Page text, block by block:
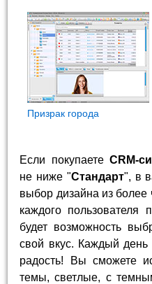
Призрак города
Если покупаете CRM-
не ниже "Стандарт", в
выбор дизайна из более
каждого пользователя
будет возможность
свой вкус. Каждый
радость! Вы сможете
темы, светлые, с